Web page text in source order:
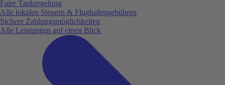
Faire Tankregelung
Alle lokalen Steuern & Flughafengebühren
Sichere Zahlungsmöglichkeiten
Alle Leistungen auf einen Blick